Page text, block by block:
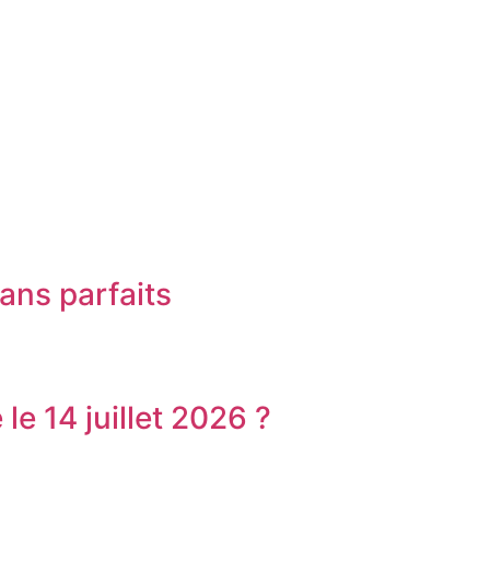
parfaits
14 juillet 2026 ?